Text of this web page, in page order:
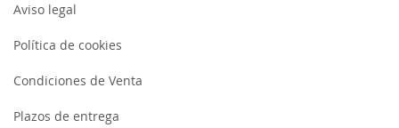
Aviso legal
Política de cookies
Condiciones de Venta
Plazos de entrega